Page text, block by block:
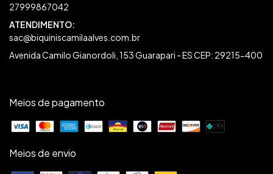
27999867042
sac@biquiniscamilaalves.com.br
Avenida Camilo Gianordoli, 153 Guarapari - ES CEP: 29215-400
Meios de pagamento
Meios de envio